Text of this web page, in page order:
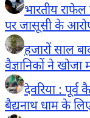
भारतीय राफेल
पर जासूसी के
हजारों साल
वैज्ञानिकों ने
देवरिया : पूर्व
बैद्यनाथ धाम के